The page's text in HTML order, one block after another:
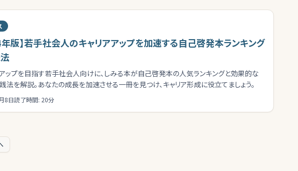
年版】若手社会人のキャリアアップを加速する自己啓発本ランキング
ップを目指す若手社会人向けに、しみる本が自己啓発本の人気ランキングと効果的な
法を解説。あなたの成長を加速させる一冊を見つけ、キャリア形成に役立てましょう。
8日読了時間: 20分